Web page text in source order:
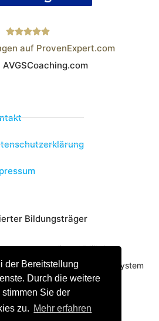
der Bereitstellung
Durch die weitere
Sie der
zu. Mehr erfahren
Wistor GmbH
auf ProvenExpert.com
Bildungsträger
von unserer über 15 jährigen
erfolgreichen Coachingsystem